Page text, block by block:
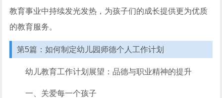
教育事业中持续发光发热，为孩子们的成长提供更为优质
的教育服务。
第5篇：如何制定幼儿园师德个人工作计划
幼儿教育工作计划展望：品德与职业精神的提升
一、关爱每一个孩子